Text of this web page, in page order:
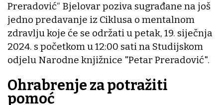
Preradović“ Bjelovar poziva sugrađane na još
jedno predavanje iz Ciklusa o mentalnom
zdravlju koje će se održati u petak, 19. siječnja
2024. s početkom u 12:00 sati na Studijskom
odjelu Narodne knjižnice "Petar Preradović".
Ohrabrenje za potražiti
pomoć